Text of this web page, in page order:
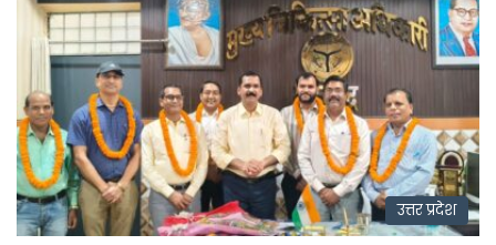
उत्तर प्रदेश